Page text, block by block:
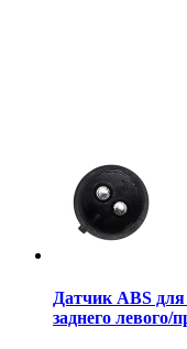
Датчик ABS
заднего левого/